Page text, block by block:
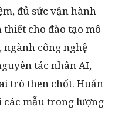
đủ sức vận hành
cho đào tạo mô
công nghệ
tác nhân AI,
trò then chốt. Huấn
các mẫu trong lượng